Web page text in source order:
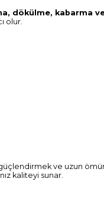
dökülme, kabarma
olur.
ve uzun
kaliteyi sunar.